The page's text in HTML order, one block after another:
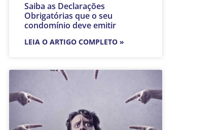
Saiba as Declarações
Obrigatórias que o seu
condomínio deve emitir
LEIA O ARTIGO COMPLETO »